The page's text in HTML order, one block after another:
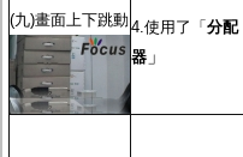
(九)畫面上下跳動4.使用了「 分配
器 」